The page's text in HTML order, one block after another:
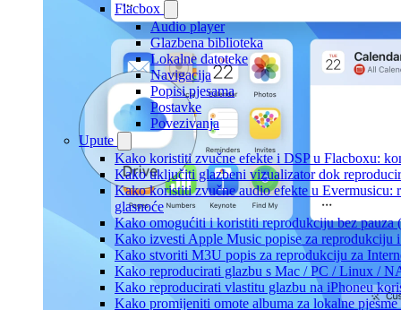
Flacbox
Audio player
Glazbena biblioteka
Lokalne datoteke
Navigacija
Popisi pjesama
Postavke
Povezivanja
Upute
Kako koristiti zvučne efekte i DSP u Flacboxu:
Kako uključiti glazbeni vizualizator dok
Kako koristiti zvučne audio efekte u Evermusicu:
glasnoće
Kako omogućiti i koristiti reprodukciju bez pauza
Kako izvesti Apple Music popise za reprodukciju
Kako stvoriti M3U popis za reprodukciju za
Kako reproducirati glazbu s Mac / PC / Linux /
Kako reproducirati vlastitu glazbu na iPhoneu
Kako promijeniti omote albuma za lokalne